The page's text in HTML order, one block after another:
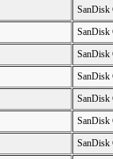
SanDisk
SanDisk
SanDisk
SanDisk
SanDisk
SanDisk
SanDisk